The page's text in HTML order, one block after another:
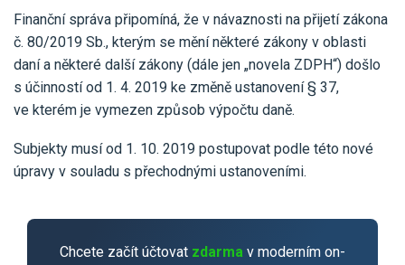
Účetní a manažerské reporty
Ceník a sklady
One Stop Shop (OSS)
Poptávka účetních služeb
Ceník účetních služeb
Pro firmy
Pro živnostníky
Pro spolky Blog
VYZKOUŠET ZDARMA PŘIHLÁSIT SE
Finanční správa připomíná, že v návaznosti na přijetí zákona
č. 80/2019 Sb., kterým se mění některé zákony v oblasti
daní a některé další zákony (dále jen „novela ZDPH“) došlo
s účinností od 1. 4. 2019 ke změně ustanovení § 37,
ve kterém je vymezen způsob výpočtu daně.
Subjekty musí od 1. 10. 2019 postupovat podle této nové
úpravy v souladu s přechodnými ustanoveními.
Chcete začít účtovat zdarma v moderním on-